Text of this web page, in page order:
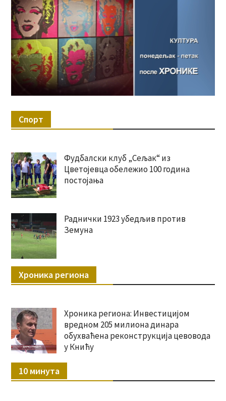
Спорт
Фудбалски клуб „Сељак“ из
Цветојевца обележио 100 година
постојања
Раднички 1923 убедљив против
Земуна
Хроника региона
Хроника региона: Инвестицијом
вредном 205 милиона динара
обухваћена реконструкција цевовода
у Книћу
10 минута